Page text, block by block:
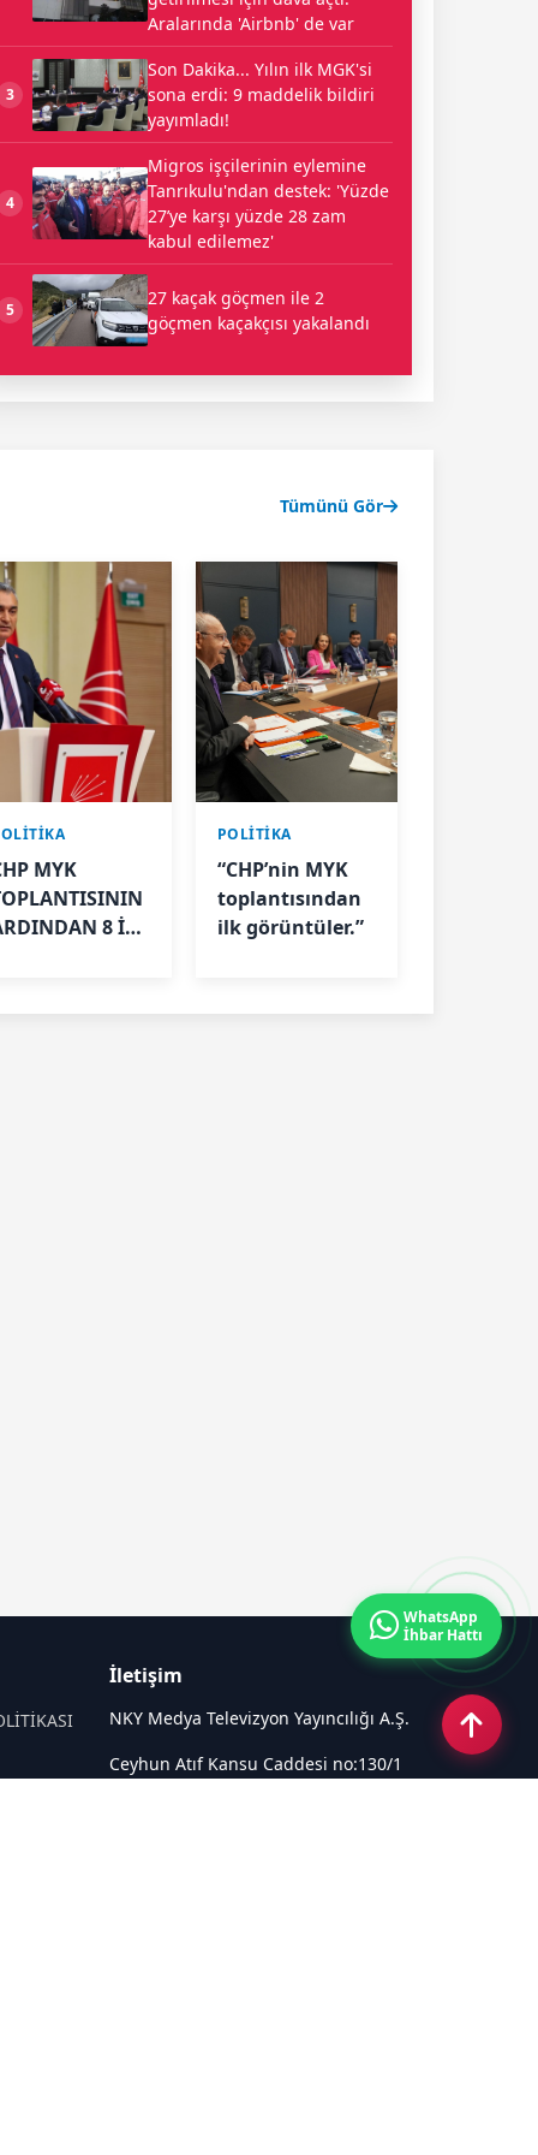
Aralarında 'Airbnb' de var
3
Son Dakika... Yılın ilk MGK'si
sona erdi: 9 maddelik bildiri
yayımladı!
4
Migros işçilerinin eylemine
Tanrıkulu'ndan destek: 'Yüzde
27’ye karşı yüzde 28 zam
kabul edilemez'
5
27 kaçak göçmen ile 2
göçmen kaçakçısı yakalandı
Tümünü Gör
MYK
8 İL
POLİTİKA
“CHP’nin MYK
toplantısından
ilk görüntüler.”
İletişim
NKY Medya Televizyon Yayıncılığı A.Ş.
Ceyhun Atıf Kansu Caddesi no:130/1
WhatsApp
İhbar Hattı